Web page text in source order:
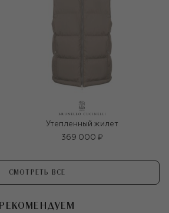
Утепленный жилет
369 000 ₽
СМОТРЕТЬ ВСЕ
РЕКОМЕНДУЕМ